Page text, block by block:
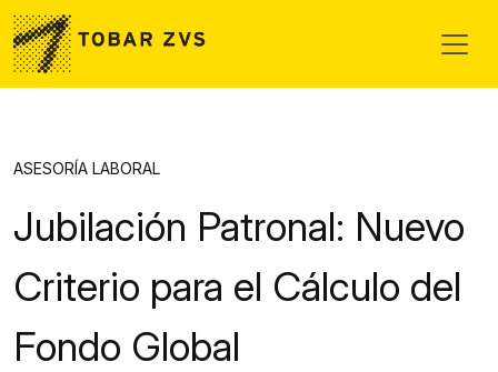
Skip to main content
ASESORÍA LABORAL
Jubilación Patronal: Nuevo
Criterio para el Cálculo del
Fondo Global